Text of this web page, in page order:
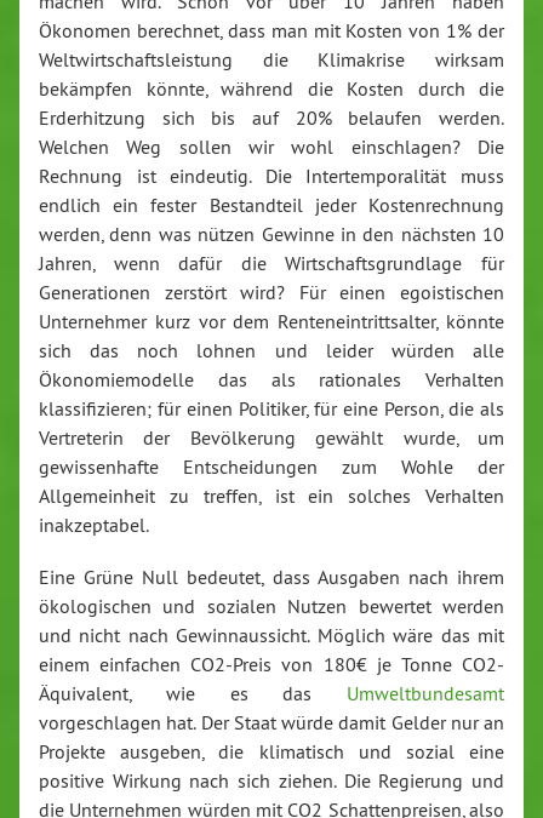
Ökonomen berechnet, dass man mit Kosten von 1% der
Weltwirtschaftsleistung die Klimakrise wirksam
bekämpfen könnte, während die Kosten durch die
Erderhitzung sich bis auf 20% belaufen werden.
Welchen Weg sollen wir wohl einschlagen? Die
Rechnung ist eindeutig. Die Intertemporalität muss
endlich ein fester Bestandteil jeder Kostenrechnung
werden, denn was nützen Gewinne in den nächsten 10
Jahren, wenn dafür die Wirtschaftsgrundlage für
Generationen zerstört wird? Für einen egoistischen
Unternehmer kurz vor dem Renteneintrittsalter, könnte
sich das noch lohnen und leider würden alle
Ökonomiemodelle das als rationales Verhalten
klassifizieren; für einen Politiker, für eine Person, die als
Vertreterin der Bevölkerung gewählt wurde, um
gewissenhafte Entscheidungen zum Wohle der
Allgemeinheit zu treffen, ist ein solches Verhalten
inakzeptabel.
Eine Grüne Null bedeutet, dass Ausgaben nach ihrem
ökologischen und sozialen Nutzen bewertet werden
und nicht nach Gewinnaussicht. Möglich wäre das mit
einem einfachen CO2-Preis von 180€ je Tonne CO2-
Äquivalent, wie es das Umweltbundesamt
vorgeschlagen hat. Der Staat würde damit Gelder nur an
Projekte ausgeben, die klimatisch und sozial eine
positive Wirkung nach sich ziehen. Die Regierung und
die Unternehmen würden mit CO2 Schattenpreisen, also